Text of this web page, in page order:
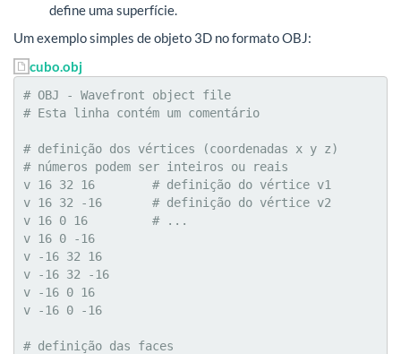
define uma superfície.
Um exemplo simples de objeto 3D no formato OBJ:
cubo.obj
# OBJ - Wavefront object file
# Esta linha contém um comentário
# definição dos vértices (coordenadas x y z)
# números podem ser inteiros ou reais
v 16 32 16        # definição do vértice v1
v 16 32 -16       # definição do vértice v2
v 16 0 16         # ...
v 16 0 -16
v -16 32 16
v -16 32 -16
v -16 0 16
v -16 0 -16
# definição das faces